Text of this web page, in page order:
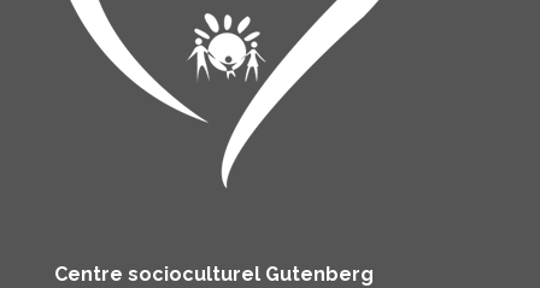
Centre socioculturel Gutenberg